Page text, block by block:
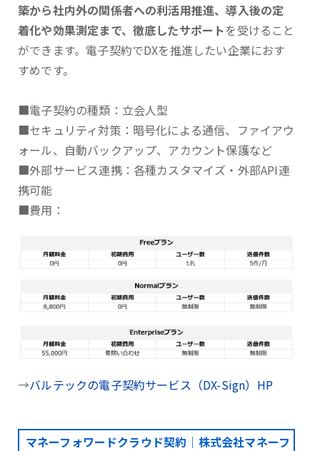
築から社内外の関係者への利活用推進、導入後の定
着化や効果測定まで、徹底したサポートを受けること
ができます。電子契約でDXを推進したい企業におす
すめです。
■電子契約の種類：立会人型
■セキュリティ対策：暗号化による通信、ファイアウ
ォール、自動バックアップ、アカウント保護など
■外部サービス連携：各種カスタマイズ・外部API連
携可能
■費用：
→バルテックの電子契約サービス（DX-Sign）HP
マネーフォワードクラウド契約｜株式会社マネーフ